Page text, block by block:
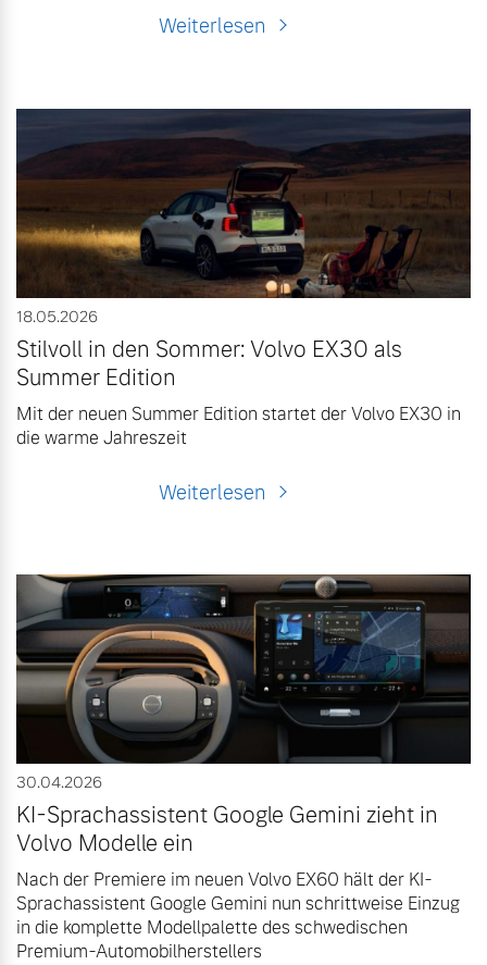
Weiterlesen
18.05.2026
Stilvoll in den Sommer: Volvo EX30 als
Summer Edition
Mit der neuen Summer Edition startet der Volvo EX30 in
die warme Jahreszeit
Weiterlesen
30.04.2026
KI-Sprachassistent Google Gemini zieht in
Volvo Modelle ein
Nach der Premiere im neuen Volvo EX60 hält der KI-
Sprachassistent Google Gemini nun schrittweise Einzug
in die komplette Modellpalette des schwedischen
Premium-Automobilherstellers